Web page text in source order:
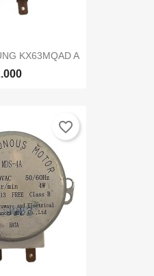
KX63MQAD A
favorite_border